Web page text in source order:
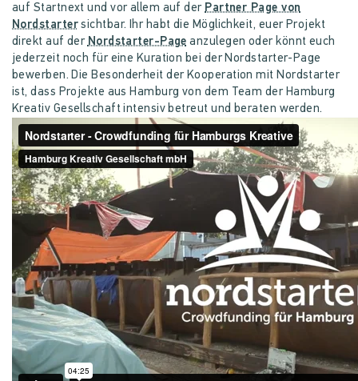
auf Startnext und vor allem auf derPartner Page von
Nordstartersichtbar. Ihr habt die Möglichkeit, euer Projekt
direkt auf derNordstarter-Page anzulegen oder könnt euch
jederzeit noch für eine Kuration bei der Nordstarter-Page
bewerben. Die Besonderheit der Kooperation mit Nordstarter
ist, dass Projekte aus Hamburg von dem Team der Hamburg
Kreativ Gesellschaft intensiv betreut und beraten werden.